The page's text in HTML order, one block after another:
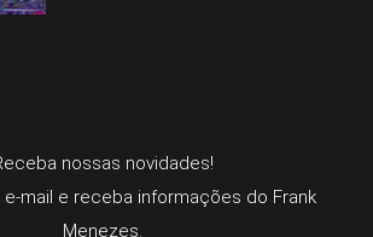
nossas novidades!
mail e receba informações do Frank
Menezes.